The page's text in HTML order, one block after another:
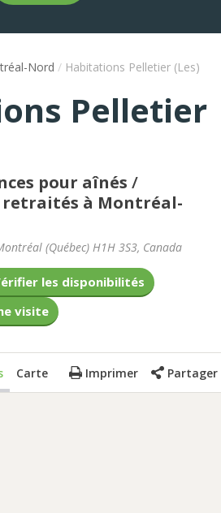
Nord / Habitations Pelletier (Les)
Pelletier
pour aînés /
retraités à Montréal-
(Québec) H1H 3S3, Canada
les disponibilités
visite
Carte Imprimer Partager